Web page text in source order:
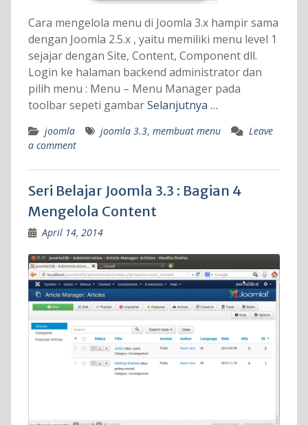
Cara mengelola menu di Joomla 3.x hampir sama
dengan Joomla 2.5.x , yaitu memiliki menu level 1
sejajar dengan Site, Content, Component dll.
Login ke halaman backend administrator dan
pilih menu : Menu – Menu Manager pada
toolbar sepeti gambarSelanjutnya …
joomla joomla 3.3, membuat menu
Leave
a comment
Seri Belajar Joomla 3.3 : Bagian 4
Mengelola Content
April 14, 2014